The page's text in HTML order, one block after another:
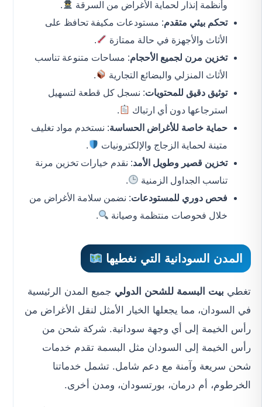
وأنظمة إنذار لحماية الأغراض من السرقة
.
تحكم بيئي متقدم: مستودعات مكيفة تحافظ على
الأثاث والأجهزة في حالة ممتازة
.
تخزين مرن لجميع الأحجام: مساحات متنوعة تناسب
الأثاث المنزلي والبضائع التجارية
.
توثيق دقيق للمحتويات: نسجل كل قطعة لتسهيل
استرجاعها دون أي ارتباك
.
حماية خاصة للأغراض الحساسة: نستخدم مواد تغليف
متينة لحماية الزجاج والإلكترونيات
.
تخزين قصير وطويل الأمد: نقدم خيارات تخزين مرنة
تناسب الجداول الزمنية
.
فحص دوري للمستودعات: نضمن سلامة الأغراض من
خلال فحوصات منتظمة وصيانة
.
المدن السودانية التي نغطيها
تغطي بيت البسمة للشحن الدولي جميع المدن الرئيسية
في السودان، مما يجعلها الخيار الأمثل لنقل الأغراض من
رأس الخيمة إلى أي وجهة سودانية. شركة شحن من
رأس الخيمة إلى السودان مثل البسمة تقدم خدمات
شحن سريعة وآمنة مع دعم شامل. تشمل خدماتنا
الخرطوم، أم درمان، بورتسودان، ومدن أخرى.